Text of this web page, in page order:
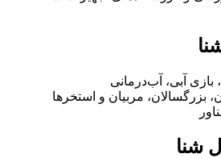
بازی آبی، آب‌درمانی
بزرگسالان، مربیان و استخرها
شناور
شنا